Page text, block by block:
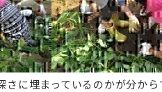
に埋まっているのかが分から